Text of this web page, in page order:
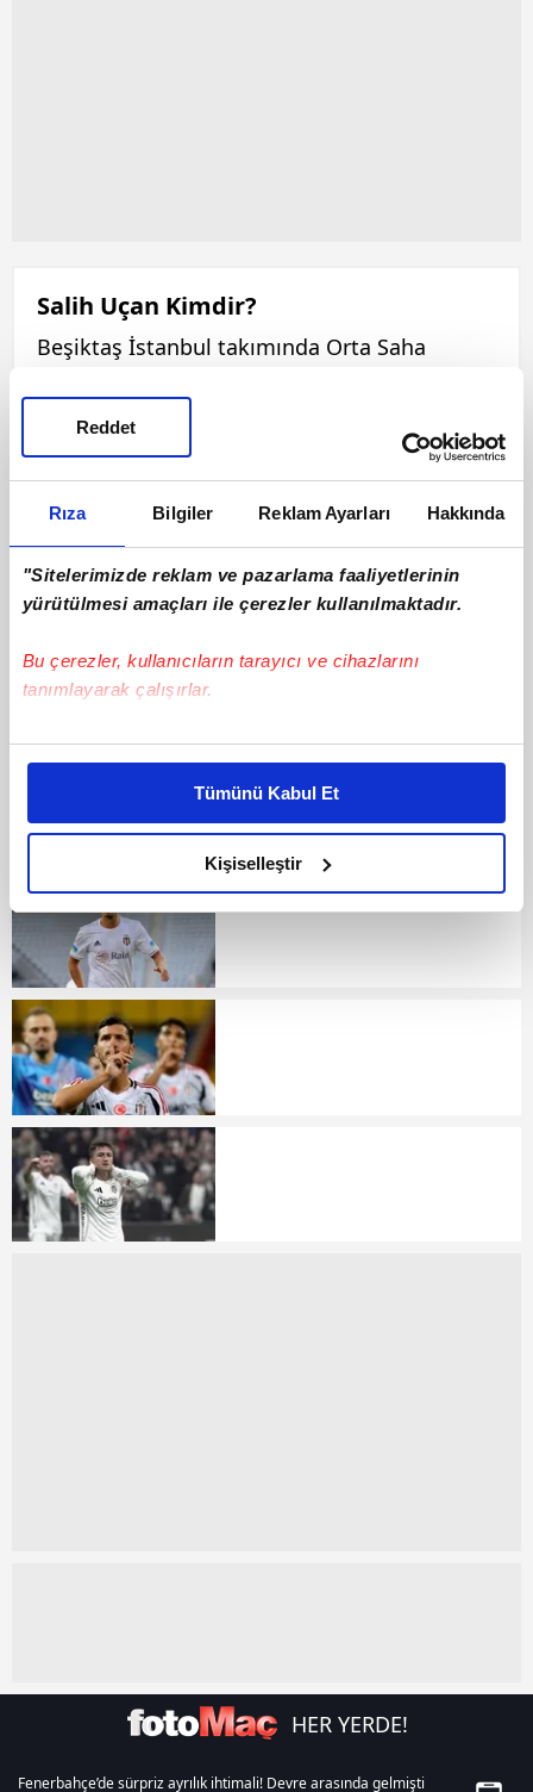
Rıza Bilgiler Reklam Ayarları Hakkında
"Sitelerimizde reklam ve pazarlama faaliyetlerinin
yürütülmesi amaçları ile çerezler kullanılmaktadır.
Bu çerezler, kullanıcıların tarayıcı ve cihazlarını
tanımlayarak çalışırlar.
Bu çerezlere izin vermeniz halinde sizlere özel
daha iyi reklam deneyimi yaşatabiliriz. Bunu yaparken
amacımızın size daha iyi bir reklam deneyimi sunmak
olduğunu ve sizlere en iyi içerikleri sunabilmek adına
elimizden gelen çabayı gösterdiğimizi ve bu noktada,
reklamların maliyetlerimizi karşılamak noktasında tek gelir
kalemimiz olduğunu sizlere hatırlatmak isteriz.
Her halükârda, kullanıcılar, bu çerezlere izin vermedikleri
takdirde, kullanıcılara hedefli reklamlar
gösterilmeyecektir."
Sizlere daha iyi bir hizmet sunabilmek için İnternet
Sitemizde kendimize ve üçüncü kişilere ait çerezler
kullanılmaktadır. Bu çerezler vasıtasıyla çeşitli kişisel
verileriniz işlenmekte olup gerekli olan çerezler bilgi
toplumu hizmetlerinin sunulması amacıyla
Tümünü Kabul Et
Kişiselleştir
Reddet
Salih Uçan Kimdir?
Beşiktaş İstanbul takımında Orta Saha
1994 tarihinde dünyaya gelmiştir. 182 cm
boyunda ve 80 kilo olan Salih Uçan, Sağ
ayağını kullanmaktadır. Bu sezon ilk 11'de 0
kart görmüştür. Salih Uçan, bu sezon 0 asist
ve 0 gol katkısı ile oynamaktadır.
HER YERDE!
Fenerbahçe’de sürpriz ayrılık ihtimali! Devre arasında gelmişti